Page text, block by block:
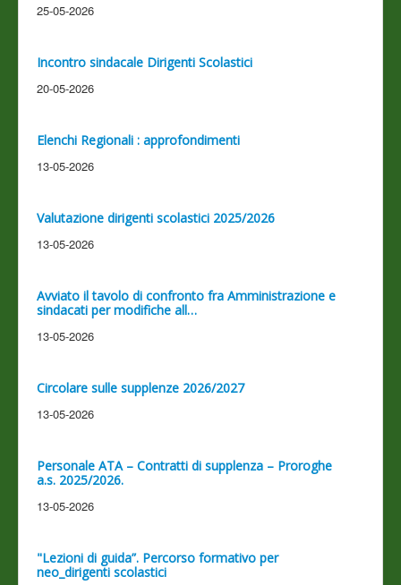
25-05-2026
Incontro sindacale Dirigenti Scolastici
20-05-2026
Elenchi Regionali : approfondimenti
13-05-2026
Valutazione dirigenti scolastici 2025/2026
13-05-2026
Avviato il tavolo di confronto fra Amministrazione e
sindacati per modifiche all…
13-05-2026
Circolare sulle supplenze 2026/2027
13-05-2026
Personale ATA – Contratti di supplenza – Proroghe
a.s. 2025/2026.
13-05-2026
"Lezioni di guida”. Percorso formativo per
neo_dirigenti scolastici